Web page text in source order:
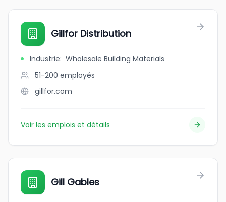
Gillfor Distribution
Industrie: Wholesale Building Materials
51-200 employés
gillfor.com
Voir les emplois et détails
Gill Gables